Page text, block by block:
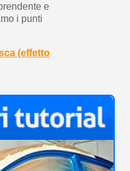
e
i punti
(effetto